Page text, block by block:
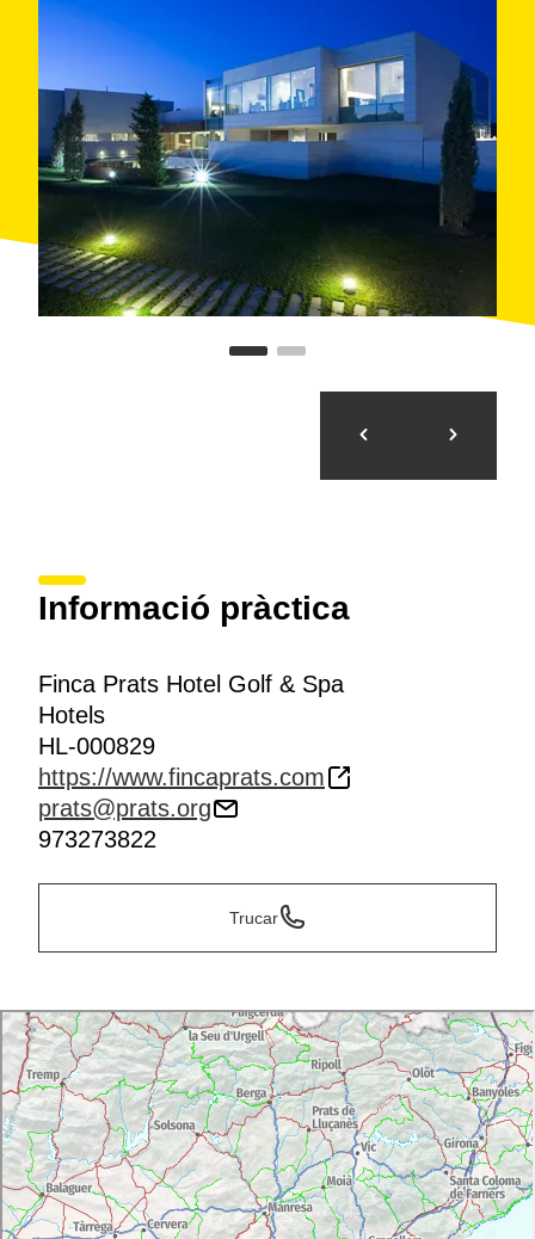
Informació pràctica
Finca Prats Hotel Golf & Spa
Hotels
HL-000829
https://www.fincaprats.com
prats@prats.org
973273822
Trucar